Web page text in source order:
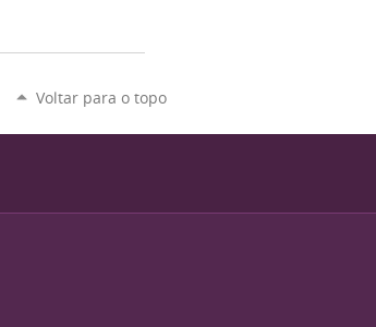
Voltar para o topo